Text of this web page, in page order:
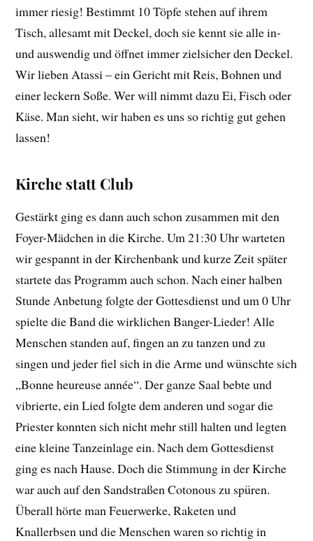
immer riesig! Bestimmt 10 Töpfe stehen auf ihrem
Tisch, allesamt mit Deckel, doch sie kennt sie alle in-
und auswendig und öffnet immer zielsicher den Deckel.
Wir lieben Atassi – ein Gericht mit Reis, Bohnen und
einer leckern Soße. Wer will nimmt dazu Ei, Fisch oder
Käse. Man sieht, wir haben es uns so richtig gut gehen
lassen!
Kirche statt Club
Gestärkt ging es dann auch schon zusammen mit den
Foyer-Mädchen in die Kirche. Um 21:30 Uhr warteten
wir gespannt in der Kirchenbank und kurze Zeit später
startete das Programm auch schon. Nach einer halben
Stunde Anbetung folgte der Gottesdienst und um 0 Uhr
spielte die Band die wirklichen Banger-Lieder! Alle
Menschen standen auf, fingen an zu tanzen und zu
singen und jeder fiel sich in die Arme und wünschte sich
„Bonne heureuse année“. Der ganze Saal bebte und
vibrierte, ein Lied folgte dem anderen und sogar die
Priester konnten sich nicht mehr still halten und legten
eine kleine Tanzeinlage ein. Nach dem Gottesdienst
ging es nach Hause. Doch die Stimmung in der Kirche
war auch auf den Sandstraßen Cotonous zu spüren.
Überall hörte man Feuerwerke, Raketen und
Knallerbsen und die Menschen waren so richtig in